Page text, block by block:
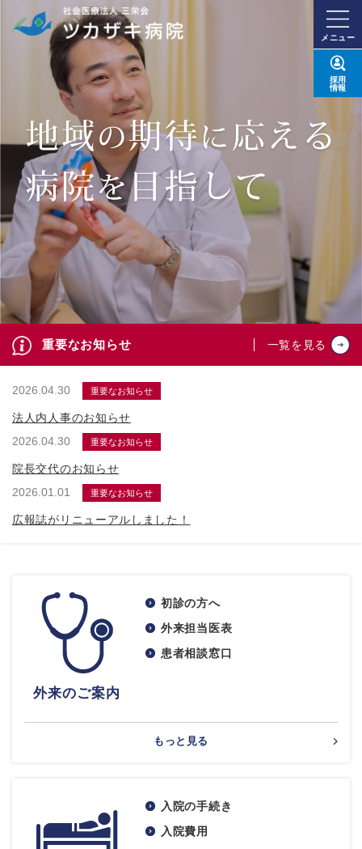
メニュー
採用
情報
重要なお知らせ 一覧を見る
2026.04.30 重要なお知らせ
法人内人事のお知らせ
2026.04.30
重要なお知らせ
院長交代のお知らせ
2026.01.01
重要なお知らせ
広報誌がリニューアルしました！
外来のご案内
初診の方へ
外来担当医表
患者相談窓口
もっと見る
入院の手続き
入院費用